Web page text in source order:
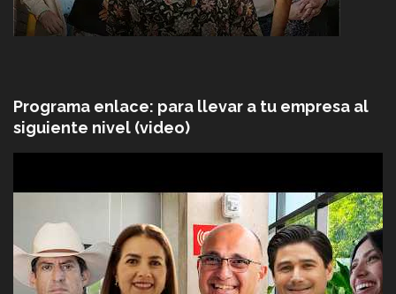
Programa enlace: para llevar a tu empresa al
siguiente nivel (video)